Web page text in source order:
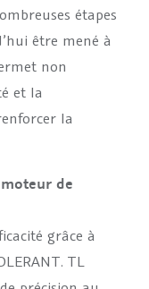
étapes
être mené à
non
et la
la
de
grâce à
TL